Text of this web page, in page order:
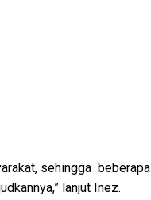
sehingga beberapa
lanjut Inez.